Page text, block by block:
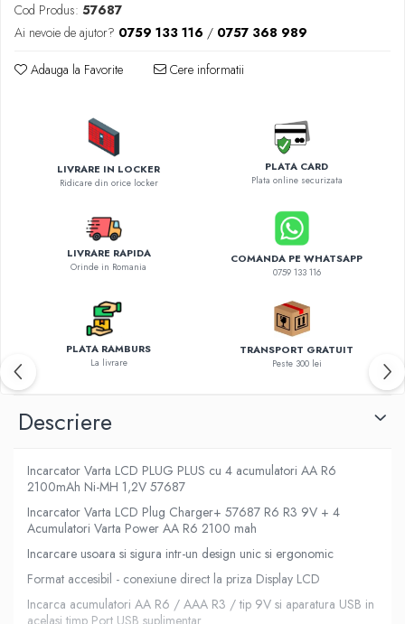
Cod Produs: 57687
Ai nevoie de ajutor? 0759 133 116 / 0757 368 989
Adauga la Favorite Cere informatii
LIVRARE IN LOCKER
Ridicare din orice locker
PLATA CARD
Plata online securizata
LIVRARE RAPIDA
Orinde in Romania
COMANDA PE WHATSAPP
0759 133 116
PLATA RAMBURS
La livrare
TRANSPORT GRATUIT
Peste 300 lei
Descriere
Incarcator Varta LCD PLUG PLUS cu 4 acumulatori AA R6
2100mAh Ni-MH 1,2V 57687
Incarcator Varta LCD Plug Charger+ 57687 R6 R3 9V + 4
Acumulatori Varta Power AA R6 2100 mah
Incarcare usoara si sigura intr-un design unic si ergonomic
Format accesibil - conexiune direct la priza Display LCD
Incarca acumulatori AA R6 / AAA R3 / tip 9V si aparatura USB in